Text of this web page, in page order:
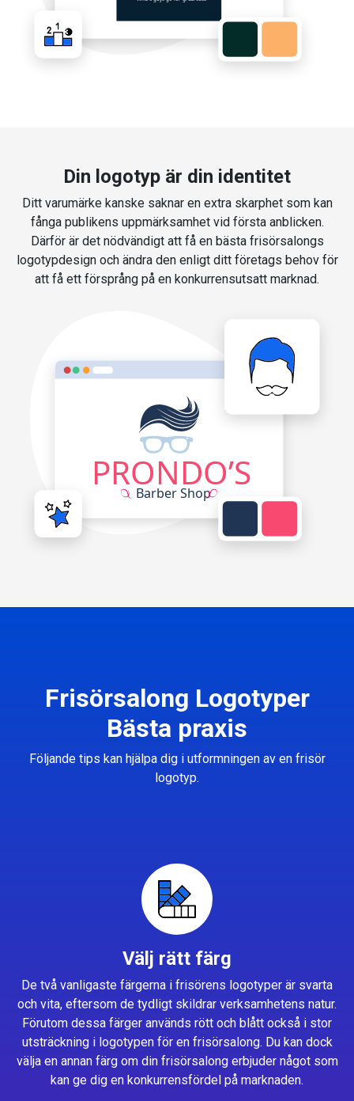
Din logotyp är din identitet
Ditt varumärke kanske saknar en extra skarphet som kan
fånga publikens uppmärksamhet vid första anblicken.
Därför är det nödvändigt att få en bästa frisörsalongs
logotypdesign och ändra den enligt ditt företags behov för
att få ett försprång på en konkurrensutsatt marknad.
Frisörsalong Logotyper
Bästa praxis
Följande tips kan hjälpa dig i utformningen av en frisör
logotyp.
Välj rätt färg
De två vanligaste färgerna i frisörens logotyper är svarta
och vita, eftersom de tydligt skildrar verksamhetens natur.
Förutom dessa färger används rött och blått också i stor
utsträckning i logotypen för en frisörsalong. Du kan dock
välja en annan färg om din frisörsalong erbjuder något som
kan ge dig en konkurrensfördel på marknaden.